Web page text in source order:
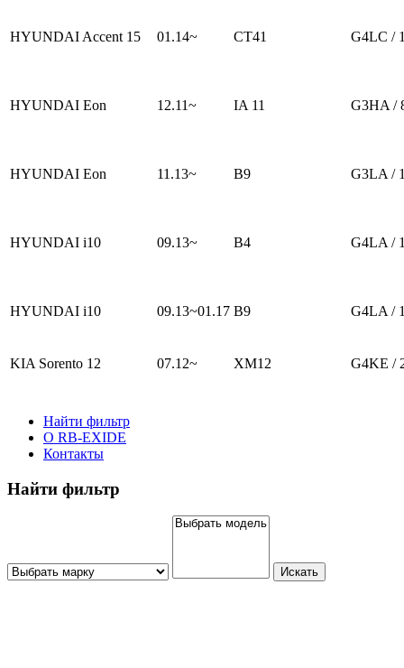
HYUNDAI Accent 15 01.14~ CT41 G4LC /
HYUNDAI Eon 12.11~ IA 11 G3HA /
HYUNDAI Eon 11.13~ B9 G3LA /
HYUNDAI i10 09.13~ B4 G4LA /
HYUNDAI i10 09.13~01.17 B9 G4LA /
KIA Sorento 12 07.12~ XM12 G4KE /
Найти фильтр
О RB-EXIDE
Контакты
Найти фильтр
Искать